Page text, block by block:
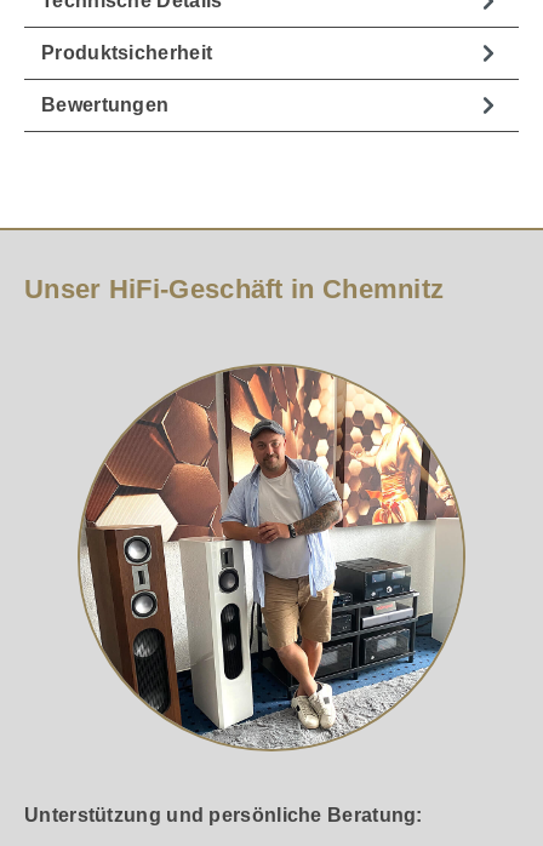
Produktsicherheit
Bewertungen
Unser HiFi-Geschäft in Chemnitz
Unterstützung und persönliche Beratung: